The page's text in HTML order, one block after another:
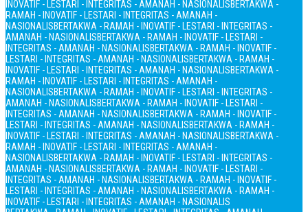
INOVATIF - LESTARI - INTEGRITAS - AMANAH - NASIONALISBERTAKWA -
RAMAH - INOVATIF - LESTARI - INTEGRITAS - AMANAH -
NASIONALISBERTAKWA - RAMAH - INOVATIF - LESTARI - INTEGRITAS -
AMANAH - NASIONALISBERTAKWA - RAMAH - INOVATIF - LESTARI -
INTEGRITAS - AMANAH - NASIONALISBERTAKWA - RAMAH - INOVATIF -
LESTARI - INTEGRITAS - AMANAH - NASIONALISBERTAKWA - RAMAH -
INOVATIF - LESTARI - INTEGRITAS - AMANAH - NASIONALISBERTAKWA -
RAMAH - INOVATIF - LESTARI - INTEGRITAS - AMANAH -
NASIONALISBERTAKWA - RAMAH - INOVATIF - LESTARI - INTEGRITAS -
AMANAH - NASIONALISBERTAKWA - RAMAH - INOVATIF - LESTARI -
INTEGRITAS - AMANAH - NASIONALISBERTAKWA - RAMAH - INOVATIF -
LESTARI - INTEGRITAS - AMANAH - NASIONALISBERTAKWA - RAMAH -
INOVATIF - LESTARI - INTEGRITAS - AMANAH - NASIONALISBERTAKWA -
RAMAH - INOVATIF - LESTARI - INTEGRITAS - AMANAH -
NASIONALISBERTAKWA - RAMAH - INOVATIF - LESTARI - INTEGRITAS -
AMANAH - NASIONALISBERTAKWA - RAMAH - INOVATIF - LESTARI -
INTEGRITAS - AMANAH - NASIONALISBERTAKWA - RAMAH - INOVATIF -
LESTARI - INTEGRITAS - AMANAH - NASIONALISBERTAKWA - RAMAH -
INOVATIF - LESTARI - INTEGRITAS - AMANAH - NASIONALIS